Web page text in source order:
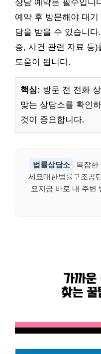
상담 예약은 필수입니
예약 후 방문해야 대
담을 받을 수 있습니
증, 사건 관련 자료 등
도움이 됩니다.
핵심: 방문 전 전화
맞는 상담소를 확인
것이 중요합니다.
법률상담소
복잡한
세요대한법률구조공
요지금 바로 내 주변